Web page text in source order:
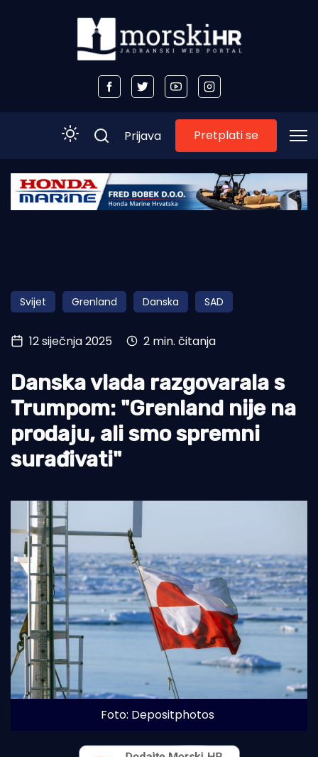
Početna
Obala
Otoci
Turizam i nautika
Pomorstvo
Ribolov
Ekologija
Tradicija i kultura
Prijava Pretplati se
Svijet Grenland Danska SAD
12 siječnja 2025 2 min. čitanja
Danska vlada razgovarala s
Trumpom: "Grenland nije na
prodaju, ali smo spremni
surađivati"
Foto: Depositphotos